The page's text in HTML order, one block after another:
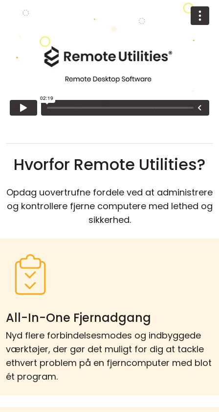
Hvorfor Remote Utilities?
Opdag uovertrufne fordele ved at administrere
og kontrollere fjerne computere med lethed og
sikkerhed.
All-In-One Fjernadgang
Nyd flere forbindelsesmodes og indbyggede
værktøjer, der gør det muligt for dig at tackle
ethvert problem på en fjerncomputer med blot
ét program.
MSI Konfiguration
Cloud og Lokalt